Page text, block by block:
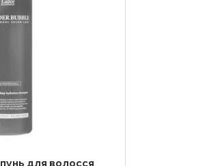
для волосся